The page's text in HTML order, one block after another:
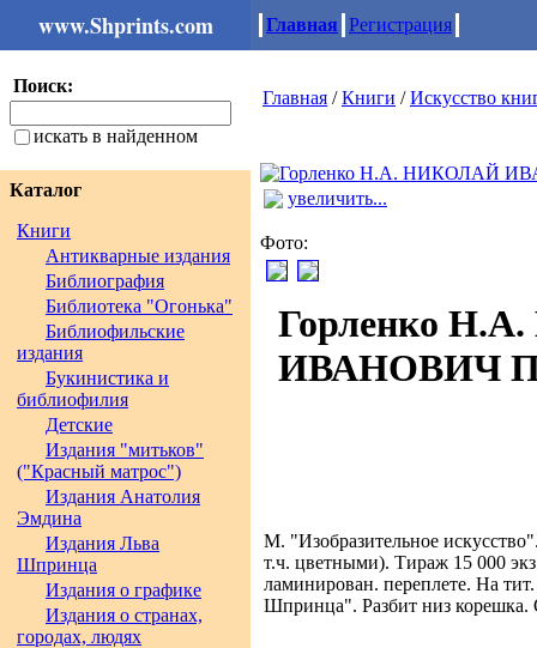
www.Shprints.com Главная Регистрация
Поиск:
искать в найденном
Каталог
Книги
Антикварные издания
Библиография
Библиотека "Огонька"
Библиофильские
издания
Букинистика и
библиофилия
Детские
Издания "митьков"
("Красный матрос")
Издания Анатолия
Эмдина
Издания Льва
Шпринца
Издания о графике
Издания о странах,
городах, людях
Главная /Книги /Искусство
увеличить...
Фото:
Горленко
ИВАНОВИЧ
М. "Изобразительное
т.ч. цветными). Тираж 15 000
ламинирован. переплете. На
Шпринца". Разбит низ корешка.